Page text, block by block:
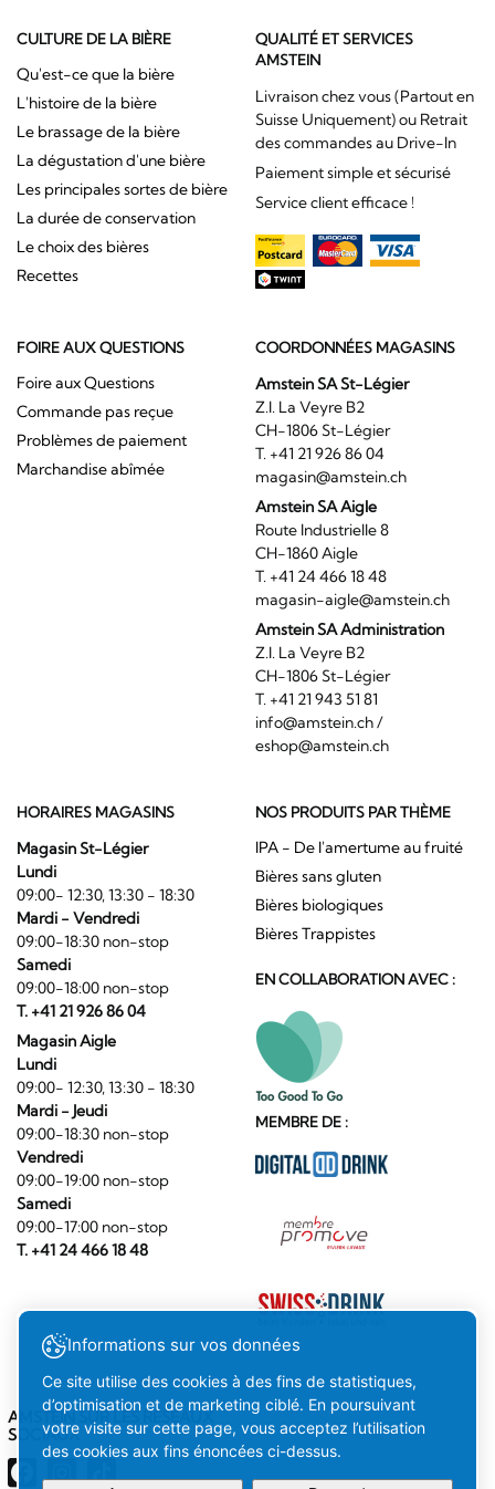
CULTURE DE LA BIÈRE
Qu'est-ce que la bière
L'histoire de la bière
Le brassage de la bière
La dégustation d'une bière
Les principales sortes de bière
La durée de conservation
Le choix des bières
Recettes
QUALITÉ ET SERVICES
AMSTEIN
Livraison chez vous (Partout en
Suisse Uniquement) ou Retrait
des commandes au Drive-In
Paiement simple et sécurisé
Service client efficace !
FOIRE AUX QUESTIONS
Foire aux Questions
Commande pas reçue
Problèmes de paiement
Marchandise abîmée
COORDONNÉES MAGASINS
Amstein SA St-Légier
Z.I. La Veyre B2
CH-1806 St-Légier
T. +41 21 926 86 04
magasin@amstein.ch
Amstein SA Aigle
Route Industrielle 8
CH-1860 Aigle
T. +41 24 466 18 48
magasin-aigle@amstein.ch
Amstein SA Administration
Z.I. La Veyre B2
CH-1806 St-Légier
T. +41 21 943 51 81
info@amstein.ch/
eshop@amstein.ch
HORAIRES MAGASINS
Magasin St-Légier
Lundi
09:00- 12:30, 13:30 - 18:30
Mardi - Vendredi
09:00-18:30 non-stop
Samedi
09:00-18:00 non-stop
T. +41 21 926 86 04
Magasin Aigle
Lundi
09:00- 12:30, 13:30 - 18:30
Mardi - Jeudi
09:00-18:30 non-stop
Vendredi
09:00-19:00 non-stop
Samedi
09:00-17:00 non-stop
T. +41 24 466 18 48
NOS PRODUITS PAR THÈME
IPA - De l'amertume au fruité
Bières sans gluten
Bières biologiques
Bières Trappistes
EN COLLABORATION AVEC :
MEMBRE DE :
AMSTEIN SUR LES RÉSEAUX
SOCIAUX
Informations sur vos données
Ce site utilise des cookies à des fins de statistiques,
d’optimisation et de marketing ciblé. En poursuivant
votre visite sur cette page, vous acceptez l’utilisation
des cookies aux fins énoncées ci-dessus.